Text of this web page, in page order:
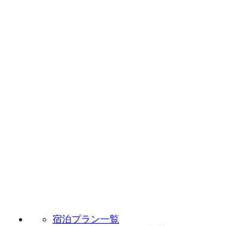
宿泊プラン一覧